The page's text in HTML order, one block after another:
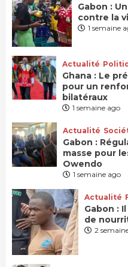
Gabon :
contre la
1 semaine
Actualité
Ghana : Le
pour un
bilatéraux
1 semaine ago
Actualité
Gabon :
masse pour
Owendo
1 semaine ago
Actualité
Gabon :
de
2